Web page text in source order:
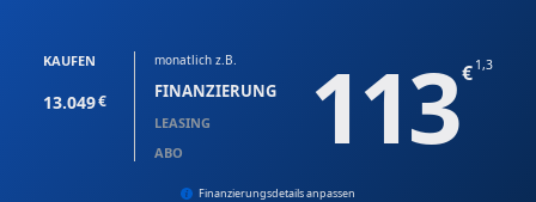
monatlich z.B.
FINANZIERUNG
LEASING
ABO
113 1,3
KAUFEN
13.049
Finanzierungsdetails anpassen